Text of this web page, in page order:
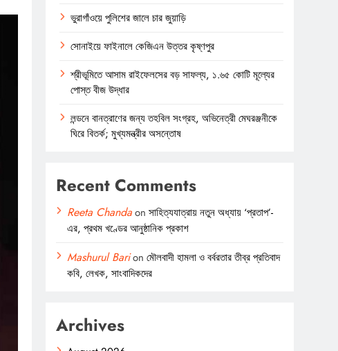
ভুরাগাঁওয়ে পুলিশের জালে চার জুয়াড়ি
সোনাইয়ে ফাইনালে কেজিএন উত্তর কৃষ্ণপুর
শ্রীভূমিতে আসাম রাইফেলসের বড় সাফল্য, ১.৬৫ কোটি মূল্যের
পোস্ত বীজ উদ্ধার
লন্ডনে বানত্রাণের জন্য তহবিল সংগ্রহ, অভিনেত্রী মেঘরঞ্জনীকে
ঘিরে বিতর্ক; মুখ্যমন্ত্রীর অসন্তোষ
Recent Comments
Reeta Chandaonসাহিত্যযাত্রায় নতুন অধ্যায় ‘প্রতাপ’-
এর, প্রথম খণ্ডের আনুষ্ঠানিক প্রকাশ
Mashurul Barionমৌলবাদী হামলা ও বর্বরতার তীব্র প্রতিবাদ
কবি, লেখক, সাংবাদিকদের
Archives